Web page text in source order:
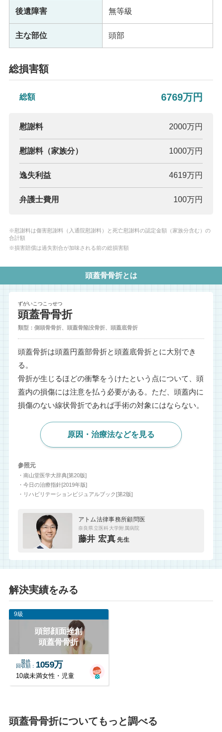
後遺障害 無等級
主な部位 頭部
総損害額
総額 6769万円
慰謝料 2000万円
慰謝料（家族分） 1000万円
逸失利益 4619万円
弁護士費用 100万円
※慰謝料は傷害慰謝料（入通院慰謝料）と死亡慰謝料の認定金額（家族分含む）の
合計額
※損害賠償は過失割合が加味される前の総損害額
頭蓋骨骨折とは
ずがいこつこっせつ
頭蓋骨骨折
類型：側頭骨骨折、頭蓋骨陥没骨折、頭蓋底骨折
頭蓋骨折は頭蓋円蓋部骨折と頭蓋底骨折とに大別でき
る。
骨折が生じるほどの衝撃をうけたという点について、頭
蓋内の損傷には注意を払う必要がある。ただ、頭蓋内に
損傷のない線状骨折であれば手術の対象にはならない。
原因・治療法などを見る
参照元
・南山堂医学大辞典[第20版]
・今日の治療指針[2019年版]
・リハビリテーションビジュアルブック[第2版]
アトム法律事務所顧問医
奈良県立医科大学附属病院
藤井 宏真 先生
解決実績をみる
9級
頭部顔面挫創
頭蓋骨骨折
最終
回収額
1059万
10歳未満女性・児童
頭蓋骨骨折についてもっと調べる